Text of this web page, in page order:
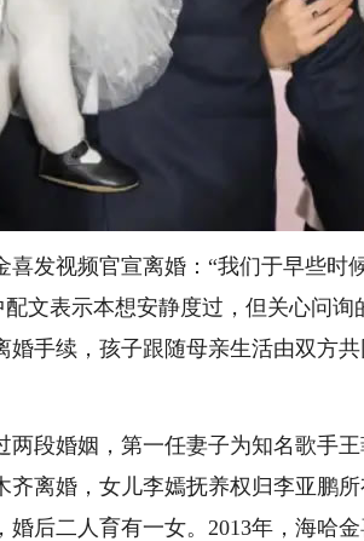
发视频官宣离婚：“我们于早些时
文表示本想安静度过，但关心问
婚手续，孩子跟随母亲生活由双方
婚姻，第一任妻子为知名歌手王
齐离婚，女儿李嫣抚养权归李亚鹏
婚后二人育有一女。2013年，海哈